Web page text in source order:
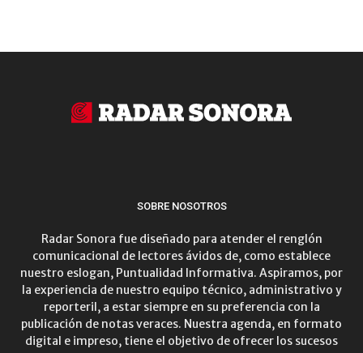
SOBRE NOSOTROS
Radar Sonora fue diseñado para atender el renglón
comunicacional de lectores ávidos de, como establece
nuestro eslogan, Puntualidad Informativa. Aspiramos, por
la experiencia de nuestro equipo técnico, administrativo y
reporteril, a estar siempre en su preferencia con la
publicación de notas veraces. Nuestra agenda, en formato
digital e impreso, tiene el objetivo de ofrecer los sucesos